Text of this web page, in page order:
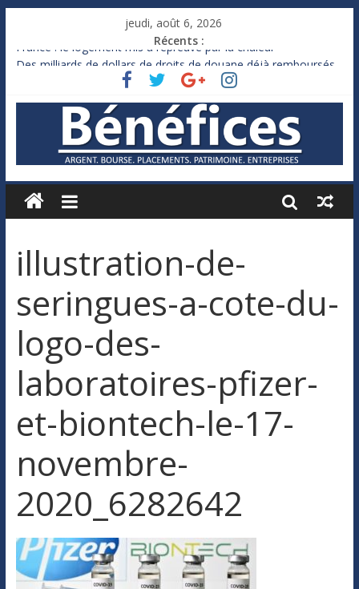
jeudi, août 6, 2026
Récents :
France : le logement mis à l’épreuve par la chaleur
Des milliards de dollars de droits de douane déjà remboursés
Royaume-Uni : Andy Burnham recule sur l’impôt
Xavier Niel, le milliardaire qui ne touche presque rien
Ruée des fortunes russes vers l’étranger
illustration-de-
seringues-a-cote-du-
logo-des-
laboratoires-pfizer-
et-biontech-le-17-
novembre-
2020_6282642